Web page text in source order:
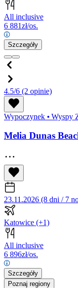
All inclusive
6 881zł/os.
Szczegóły
4.5/6 (2 opinie)
Wypoczynek • Wyspy
Melia Dunas
23.11.2026 (8 dni / 7
Katowice (+1)
All inclusive
6 896zł/os.
Szczegóły
Poznaj regiony